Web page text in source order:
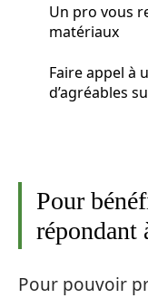
Un pro vous
matériaux
Faire appel à
d’agréables
Pour
répondant
Pour pouvoir